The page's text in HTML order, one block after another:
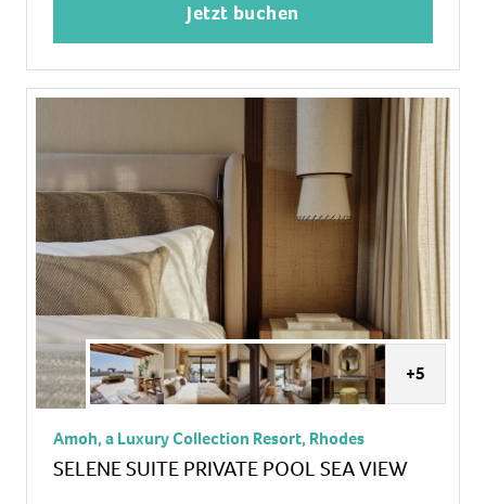
Safe
Telefon, Internet: WLAN/WiFi: ohne Gebühr,
Fernseher: Sat-TV
Balkon oder Terrasse: mit Sitzgelegenheit
Jetzt buchen
+5
Amoh, a Luxury Collection Resort, Rhodes
SELENE SUITE PRIVATE POOL SEA VIEW